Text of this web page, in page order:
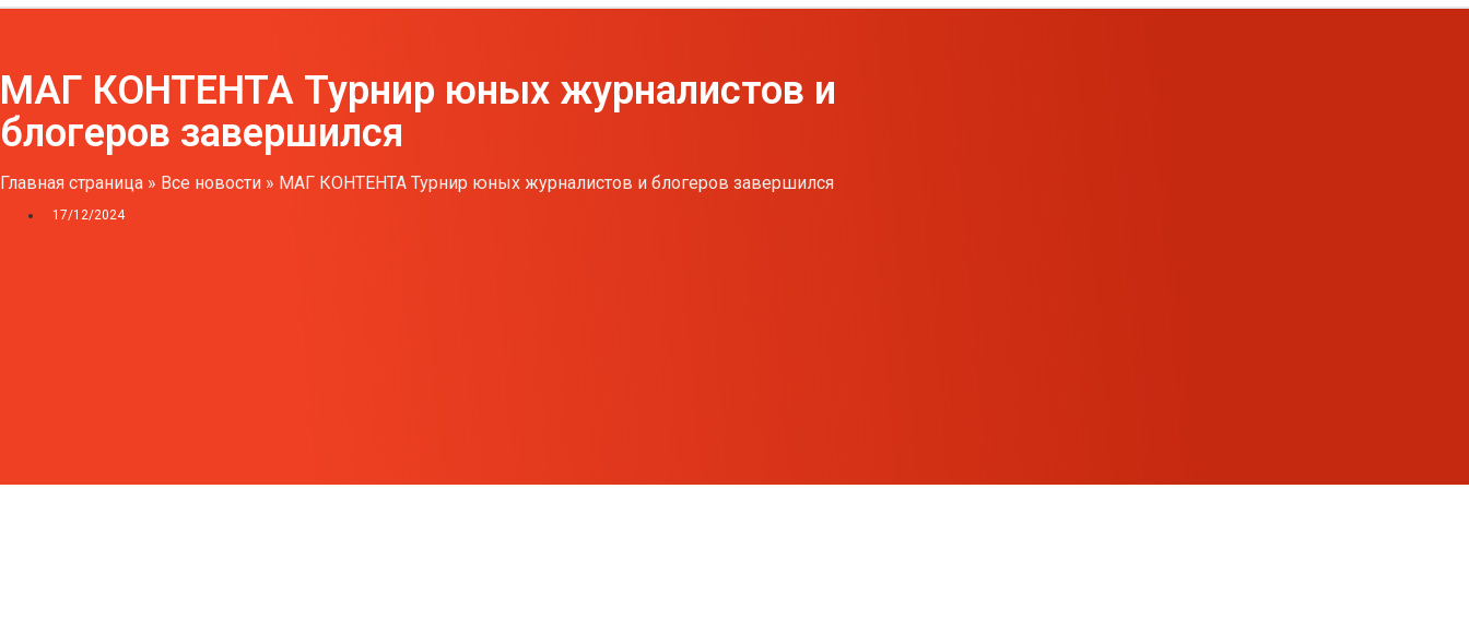
МАГ КОНТЕНТА Турнир юных журналистов и
блогеров завершился
Главная страница » Все новости » МАГ КОНТЕНТА Турнир юных журналистов и блогеров завершился
17/12/2024